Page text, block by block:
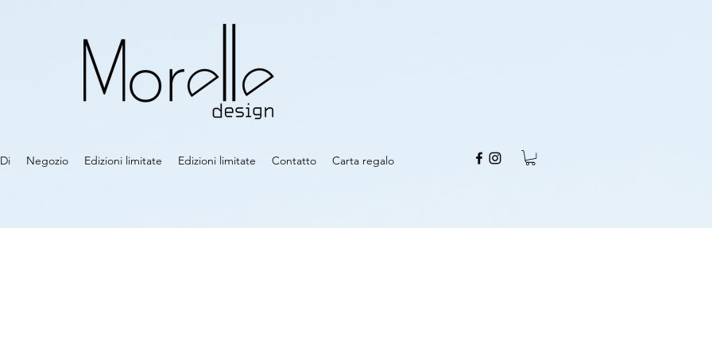
Di Negozio Edizioni limitate Edizioni limitate Contatto Carta regalo